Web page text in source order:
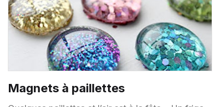
Magnets à paillettes